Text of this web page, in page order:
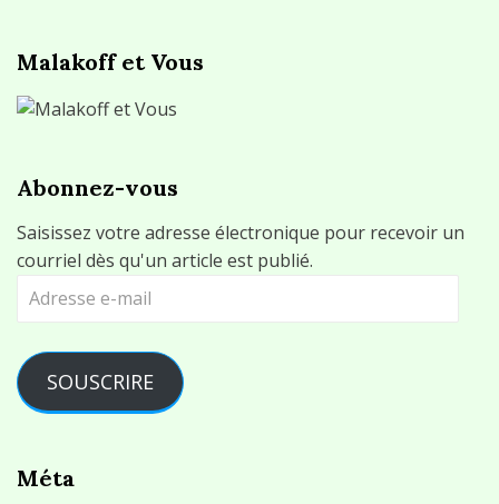
Malakoff et Vous
Abonnez-vous
Saisissez votre adresse électronique pour recevoir un
courriel dès qu'un article est publié.
Adresse
SOUSCRIRE
Méta